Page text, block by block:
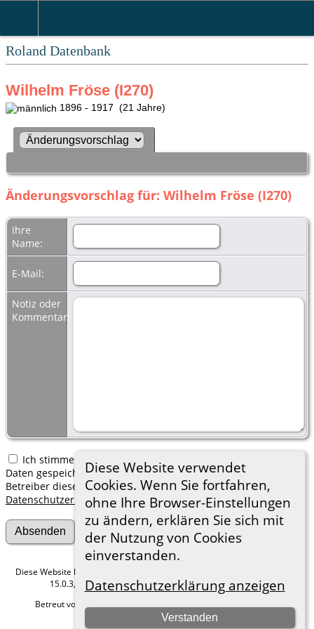
Roland Datenbank
Diese Website verwendet
Cookies. Wenn Sie fortfahren,
ohne Ihre Browser-Einstellungen
zu ändern, erklären Sie sich mit
der Nutzung von Cookies
einverstanden.
Datenschutzerklärung anzeigen
Verstanden
Wilhelm Fröse (I270)
1896 - 1917 (21 Jahre)
Änderungsvorschlag für: Wilhelm Fröse (I270)
Ihre
Name:
E-Mail:
Notiz oder
Kommentar:
Ich stimme zu, dass meine hier erfassten persönlichen
Daten gespeichert werden. Ich verstehe, dass ich jederzeit den
Betreiber dieser Website bitten kann, diese Daten zu löschen.
Datenschutzerklärung
Diese Website läuft mit
15.0.3, programmiert von Darrin Lythgoe © 2001-2026.
Betreut von
Hier geht es zum Impressum